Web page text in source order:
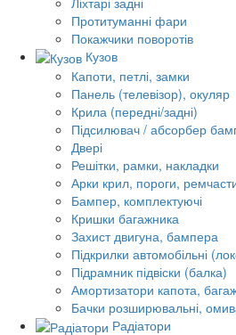
Протитуманні фари
Покажчики поворотів
Кузов
Капоти, петлі, замки
Панель (телевізор), окуляр
Крила (передні/задні)
Підсилювач / абсорбер
Двері
Решітки, рамки, накладки
Арки крил, пороги,
Бампер, комплектуючі
Кришки багажника
Захист двигуна, бампера
Підкрилки автомобільні
Підрамник підвіски (балка)
Амортизатори капота,
Бачки розширювальні,
Радіатори